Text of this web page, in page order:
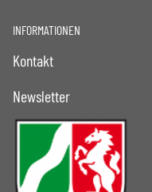
INFORMATIONEN
Kontakt
Newsletter